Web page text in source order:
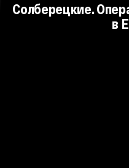
Солберецкие.
в